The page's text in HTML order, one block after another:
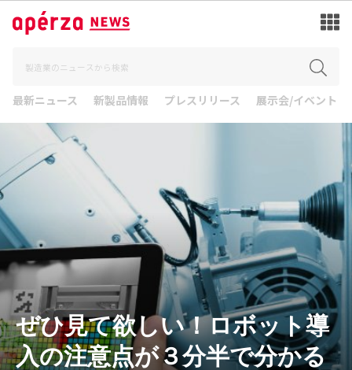
最新ニュース 新製品情報 プレスリリース 展示会/イベント
ぜひ見て欲しい！ロボット導
入の注意点が３分半で分かる